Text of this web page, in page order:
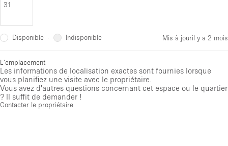
31
Disponible · Indisponible Mis à jouril y a 2 mois
L'emplacement
Les informations de localisation exactes sont fournies lorsque
vous planifiez une visite avec le propriétaire.
Vous avez d'autres questions concernant cet espace ou le quartier
? Il suffit de demander !
Contacter le propriétaire